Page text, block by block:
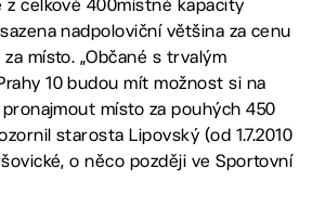
z celkové 400místné kapacity
nadpoloviční většina za cenu
místo. „Občané s trvalým
10 budou mít možnost si na
místo za pouhých 450
starosta Lipovský (od 1.7.2010
o něco později ve Sportovní